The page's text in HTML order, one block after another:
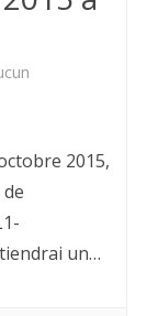
afférents
2015,
un…